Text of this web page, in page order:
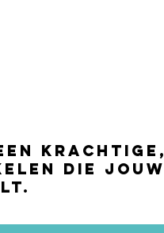
krachtige,
die jouw